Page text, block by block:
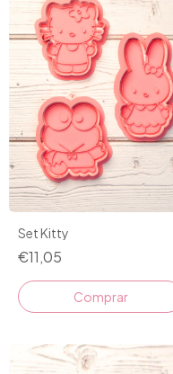
Set Kitty
€11,05